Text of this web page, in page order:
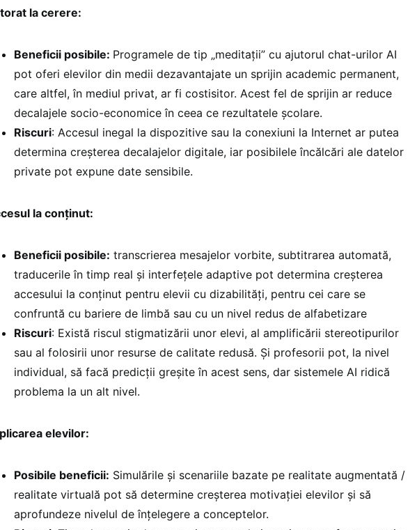
la cerere:
Beneficii posibile: Programele de tip „meditații” cu ajutorul chat-urilor AI
pot oferi elevilor din medii dezavantajate un sprijin academic permanent,
care altfel, în mediul privat, ar fi costisitor. Acest fel de sprijin ar reduce
decalajele socio-economice în ceea ce rezultatele școlare.
Riscuri: Accesul inegal la dispozitive sau la conexiuni la Internet ar putea
determina creșterea decalajelor digitale, iar posibilele încălcări ale datelor
private pot expune date sensibile.
la conținut:
Beneficii posibile: transcrierea mesajelor vorbite, subtitrarea automată,
traducerile în timp real și interfețele adaptive pot determina creșterea
accesului la conținut pentru elevii cu dizabilități, pentru cei care se
confruntă cu bariere de limbă sau cu un nivel redus de alfabetizare
Riscuri: Există riscul stigmatizării unor elevi, al amplificării stereotipurilor
sau al folosirii unor resurse de calitate redusă. Și profesorii pot, la nivel
individual, să facă predicții greșite în acest sens, dar sistemele AI ridică
problema la un alt nivel.
elevilor:
Posibile beneficii: Simulările și scenariile bazate pe realitate augmentată /
realitate virtuală pot să determine creșterea motivației elevilor și să
aprofundeze nivelul de înțelegere a conceptelor.